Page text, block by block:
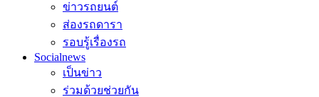
ข่าวรถยนต์
ส่องรถดารา
รอบรู้เรื่องรถ
Socialnews
เป็นข่าว
ร่วมด้วยช่วยกัน